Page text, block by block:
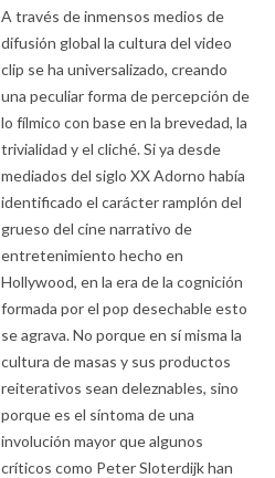
A través de inmensos medios de
difusión global la cultura del video
clip se ha universalizado, creando
una peculiar forma de percepción de
lo fílmico con base en la brevedad, la
trivialidad y el cliché. Si ya desde
mediados del siglo XX Adorno había
identificado el carácter ramplón del
grueso del cine narrativo de
entretenimiento hecho en
Hollywood, en la era de la cognición
formada por el pop desechable esto
se agrava. No porque en sí misma la
cultura de masas y sus productos
reiterativos sean deleznables, sino
porque es el síntoma de una
involución mayor que algunos
críticos como Peter Sloterdijk han